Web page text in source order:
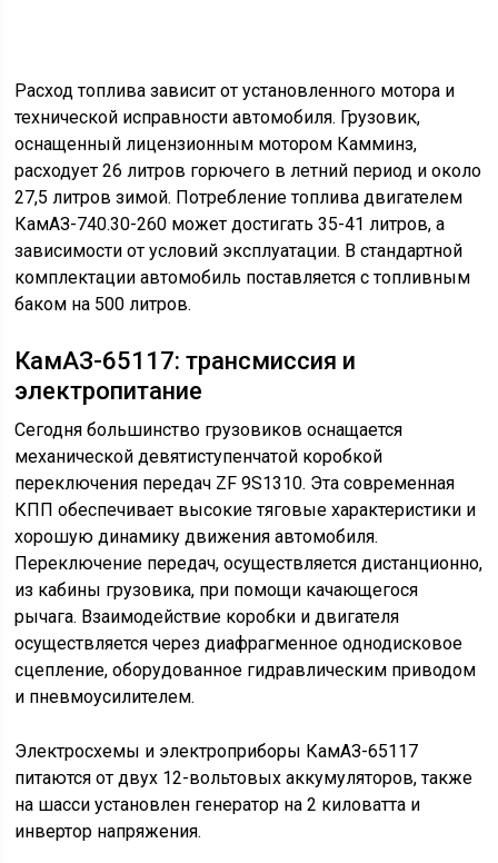
миллиметров, с шириной тормозных накладок 140 мм.
Грузовик сконструирован на клепанной раме,
усиленной двумя лонжеронами с поперечными
балками. Основными элементами передней подвески
являются двухлистовые рессоры,
взаимодействующие с гидравлическими
телескопическими амортизаторами. Задняя подвеска
сконструирована по схожему типу, однако имеет
КамАЗ 65117
КамАЗ 65117 представляет собой одну из последних
разработок Камского автомобильного завода.
Трехосный большегрузный бортовой тягач отличается
повышенной грузоподъемностью и является одним из
наиболее востребованных продуктов бренда. В своем
классе модель лидирует по объему продаж. Причем
реализация КамАЗ 65117 осуществляется как на
отечественном рынке, так и в странах дальнего и
ближнего Зарубежья.
Грузовик выделяется своими эксплуатационными
отменным техническим параметрам модель остается
конкурентоспособной и на европейском рынке.
Видео обзор